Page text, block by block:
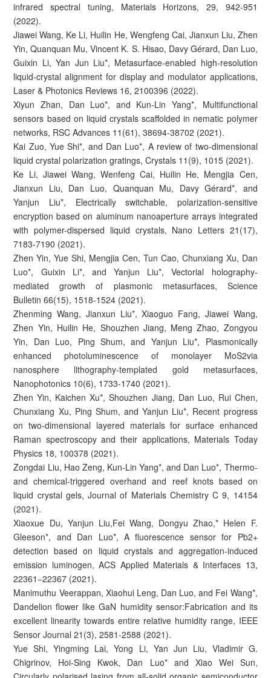
infrared spectral tuning, Materials Horizons, 29, 942-951
(2022).
Jiawei Wang, Ke Li, Huilin He, Wengfeng Cai, Jianxun Liu, Zhen
Yin, Quanquan Mu, Vincent K. S. Hisao, Davy Gérard, Dan Luo,
Guixin Li, Yan Jun Liu*, Metasurface-enabled high-resolution
liquid-crystal alignment for display and modulator applications,
Laser & Photonics Reviews 16, 2100396 (2022).
Xiyun Zhan, Dan Luo*, and Kun-Lin Yang*, Multifunctional
sensors based on liquid crystals scaffolded in nematic polymer
networks, RSC Advances 11(61), 38694-38702 (2021).
Kai Zuo, Yue Shi*, and Dan Luo*, A review of two-dimensional
liquid crystal polarization gratings, Crystals 11(9), 1015 (2021).
Ke Li, Jiawei Wang, Wenfeng Cai, Huilin He, Mengjia Cen,
Jianxun Liu, Dan Luo, Quanquan Mu, Davy Gérard*, and
Yanjun Liu*, Electrically switchable, polarization-sensitive
encryption based on aluminum nanoaperture arrays integrated
with polymer-dispersed liquid crystals, Nano Letters 21(17),
7183-7190 (2021).
Zhen Yin, Yue Shi, Mengjia Cen, Tun Cao, Chunxiang Xu, Dan
Luo*, Guixin Li*, and Yanjun Liu*, Vectorial holography-
mediated growth of plasmonic metasurfaces, Science
Bulletin 66(15), 1518-1524 (2021).
Zhenming Wang, Jianxun Liu*, Xiaoguo Fang, Jiawei Wang,
Zhen Yin, Huilin He, Shouzhen Jiang, Meng Zhao, Zongyou
Yin, Dan Luo, Ping Shum, and Yanjun Liu*, Plasmonically
enhanced photoluminescence of monolayer MoS2via
nanosphere lithography-templated gold metasurfaces,
Nanophotonics 10(6), 1733-1740 (2021).
Zhen Yin, Kaichen Xu*, Shouzhen Jiang, Dan Luo, Rui Chen,
Chunxiang Xu, Ping Shum, and Yanjun Liu*, Recent progress
on two-dimensional layered materials for surface enhanced
Raman spectroscopy and their applications, Materials Today
Physics 18, 100378 (2021).
Zongdai Liu, Hao Zeng, Kun-Lin Yang*, and Dan Luo*, Thermo-
and chemical-triggered overhand and reef knots based on
liquid crystal gels, Journal of Materials Chemistry C 9, 14154
(2021).
Xiaoxue Du, Yanjun Liu,Fei Wang, Dongyu Zhao,* Helen F.
Gleeson*, and Dan Luo*, A fluorescence sensor for Pb2+
detection based on liquid crystals and aggregation-induced
emission luminogen, ACS Applied Materials & Interfaces 13,
22361−22367 (2021).
Manimuthu Veerappan, Xiaohui Leng, Dan Luo, and Fei Wang*,
Dandelion flower like GaN humidity sensor:Fabrication and its
excellent linearity towards entire relative humidity range, IEEE
Sensor Journal 21(3), 2581-2588 (2021).
Yue Shi, Yingming Lai, Yong Li, Yan Jun Liu, Vladimir G.
Chigrinov, Hoi-Sing Kwok, Dan Luo* and Xiao Wei Sun,